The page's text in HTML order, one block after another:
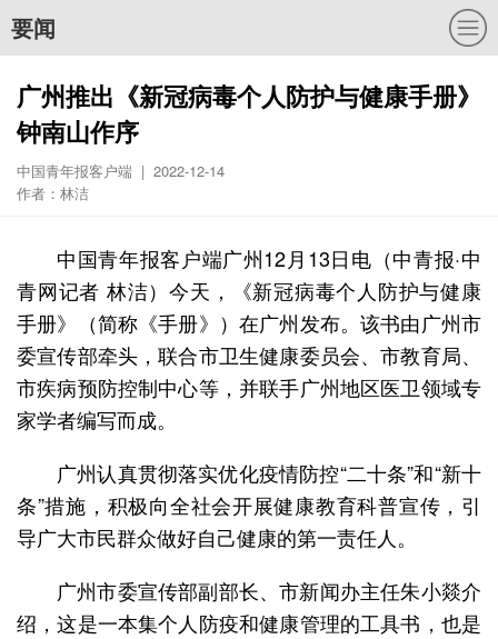
要闻
广州推出《新冠病毒个人防护与健康手册》
钟南山作序
中国青年报客户端 | 2022-12-14
作者：林洁
中国青年报客户端广州12月13日电（中青报·中
青网记者 林洁）今天，《新冠病毒个人防护与健康
手册》（简称《手册》）在广州发布。该书由广州市
委宣传部牵头，联合市卫生健康委员会、市教育局、
市疾病预防控制中心等，并联手广州地区医卫领域专
家学者编写而成。
广州认真贯彻落实优化疫情防控“二十条”和“新十
条”措施，积极向全社会开展健康教育科普宣传，引
导广大市民群众做好自己健康的第一责任人。
广州市委宣传部副部长、市新闻办主任朱小燚介
绍，这是一本集个人防疫和健康管理的工具书，也是